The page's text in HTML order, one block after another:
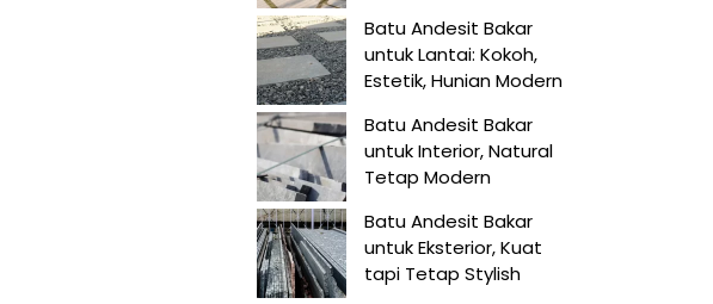
Batu Andesit Bakar
untuk Lantai: Kokoh,
Estetik, Hunian Modern
Batu Andesit Bakar
untuk Interior, Natural
Tetap Modern
Batu Andesit Bakar
untuk Eksterior, Kuat
tapi Tetap Stylish